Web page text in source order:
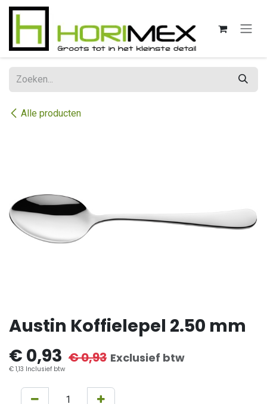
Overslaan naar inhoud
Alle producten
Austin Koffielepel 2.50 mm
€ 0,93 €0,93 Exclusief btw
€ 1,13 Inclusief btw